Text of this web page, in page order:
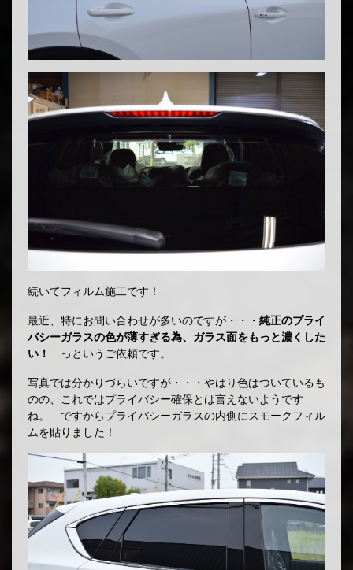
続いてフィルム施工です！
最近、特にお問い合わせが多いのですが・・・ 純正のプライ
バシーガラスの色が薄すぎる為、ガラス面をもっと濃くした
い！
っというご依頼です。
写真では分かりづらいですが・・・やはり色はついているも
のの、これではプライバシー確保とは言えないようです
ね。 ですからプライバシーガラスの内側にスモークフィル
ムを貼りました！